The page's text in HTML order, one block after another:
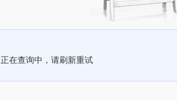
正在查询中，请刷新重试